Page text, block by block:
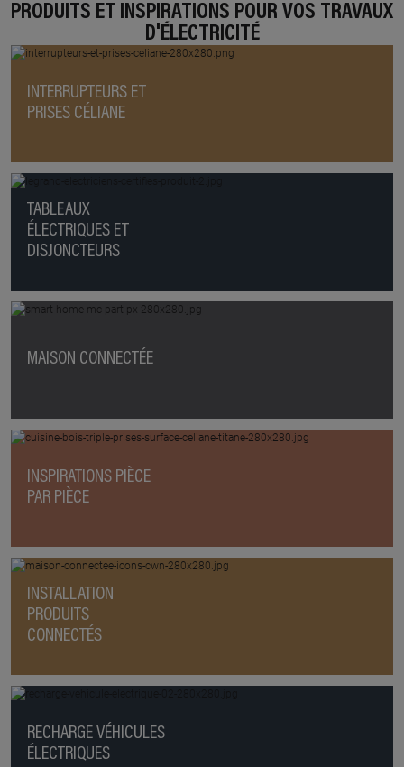
PRODUITS ET INSPIRATIONS POUR VOS TRAVAUX
D'ÉLECTRICITÉ
INTERRUPTEURS ET
PRISES CÉLIANE
TABLEAUX
ÉLECTRIQUES ET
DISJONCTEURS
MAISON CONNECTÉE
INSPIRATIONS PIÈCE
PAR PIÈCE
INSTALLATION
PRODUITS
CONNECTÉS
RECHARGE VÉHICULES
ÉLECTRIQUES